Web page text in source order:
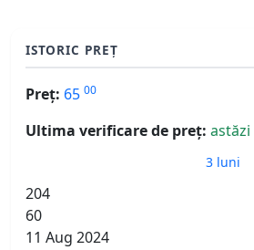
ISTORIC PREȚ
Preț: 65 00
Ultima verificare de preț: astăzi
3 luni
204
60
11 Aug 2024